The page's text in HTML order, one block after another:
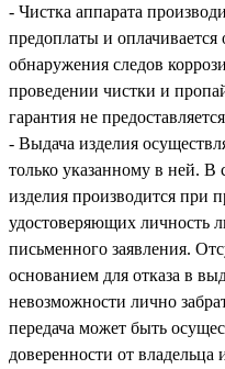
- Чистка аппарата
предоплаты и оплачивается
обнаружения следов
проведении чистки и
гарантия не
- Выдача изделия
только указанному в ней. В
изделия производится при
удостоверяющих личность
письменного заявления.
основанием для отказа в
невозможности лично
передача может быть
доверенности от владельца